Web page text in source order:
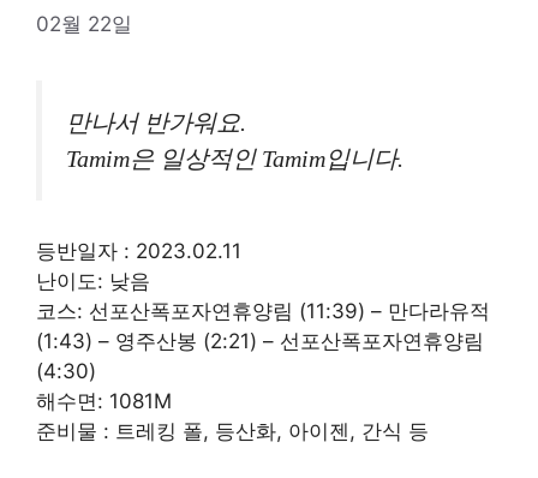
02월 22일
만나서 반가워요.
Tamim은 일상적인 Tamim입니다.
등반일자 : 2023.02.11
난이도: 낮음
코스: 선포산폭포자연휴양림 (11:39) – 만다라유적
(1:43) – 영주산봉 (2:21) – 선포산폭포자연휴양림
(4:30)
해수면: 1081M
준비물 : 트레킹 폴, 등산화, 아이젠, 간식 등